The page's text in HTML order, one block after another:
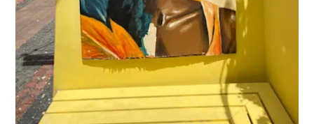
Más
recientes
Actividades
Actualizaciones
Buceo
Cultura
&